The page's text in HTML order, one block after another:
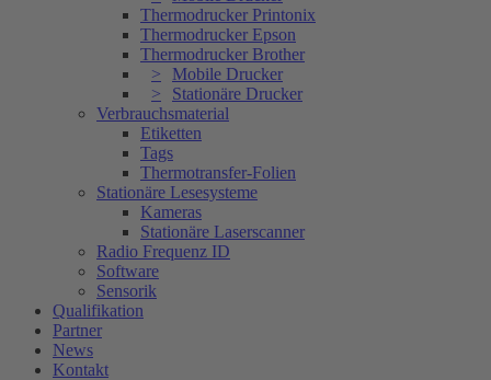
Thermodrucker Printonix
Thermodrucker Epson
Thermodrucker Brother
Mobile Drucker
Stationäre Drucker
Verbrauchsmaterial
Etiketten
Tags
Thermotransfer-Folien
Stationäre Lesesysteme
Kameras
Stationäre Laserscanner
Radio Frequenz ID
Software
Sensorik
Qualifikation
Partner
News
Kontakt